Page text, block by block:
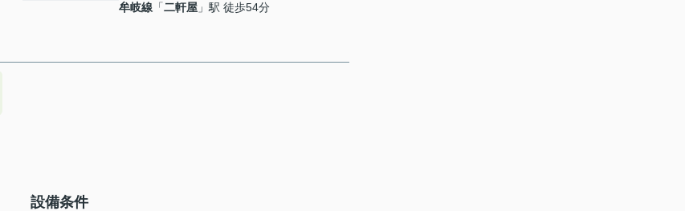
牟岐線 「二軒屋 」駅 徒歩54分
設備条件